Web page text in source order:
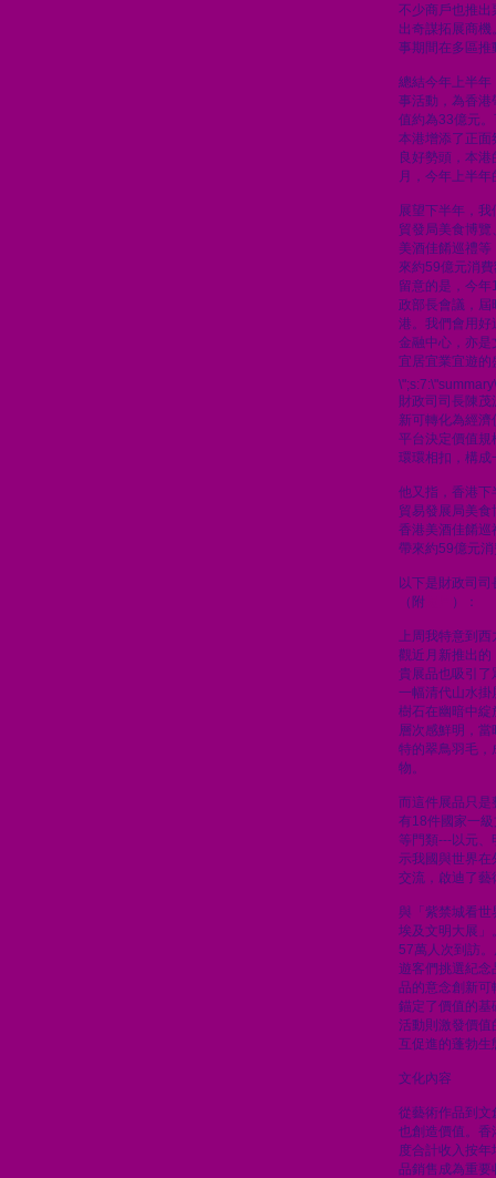
不少商戶也推出
出奇謀拓展商
事期間在多區推
總結今年上半
事活動，為香
值約為33億元
本港增添了正面
良好勢頭，本
月，今年上半
展望下半年，
貿發局美食博
美酒佳餚巡禮
來約59億元消
留意的是，今
政部長會議，屆
港。我們會用好
金融中心，亦是
宜居宜業宜遊的
財政司司長陳
新可轉化為經
平台決定價值規
環環相扣，構成
他又指，香港
貿易發展局美
香港美酒佳餚
帶來約59億元
以下是財政司
（附
）：
上周我特意到
觀近月新推出的
貴展品也吸引
一幅清代山水掛
樹石在幽暗中綻
層次感鮮明，
特的翠鳥羽毛，
物。
而這件展品只
有18件國家一
等門類---以元
示我國與世界在
交流，啟迪了藝
與「紫禁城看
埃及文明大展」
57萬人次到訪
遊客們挑選紀念
品的意念創新可
錨定了價值的基
活動則激發價值
互促進的蓬勃生
文化內容
從藝術作品到文
也創造價值。香
度合計收入按
品銷售成為重要